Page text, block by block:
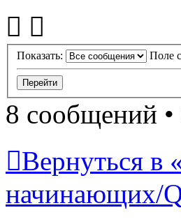
Показать: Поле
8 сообщений
Вернуться в
начинающих/